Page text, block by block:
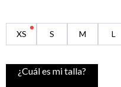
XS S M L
¿Cuál es mi talla?